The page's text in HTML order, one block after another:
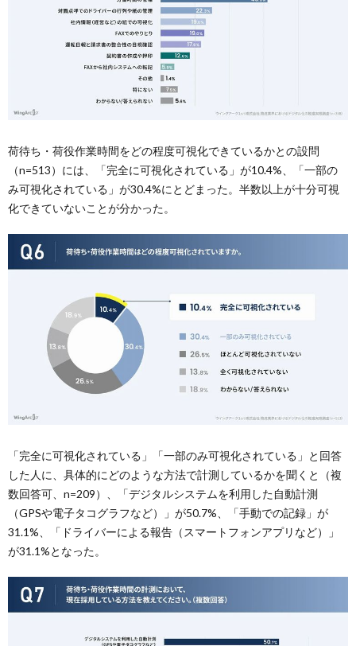
荷待ち・荷役作業時間をどの程度可視化できているかとの設問
（n=513）には、「完全に可視化されている」が10.4%、「一部の
み可視化されている」が30.4%にとどまった。半数以上が十分可視
化できていないことが分かった。
「完全に可視化されている」「一部のみ可視化されている」と回答
した人に、具体的にどのような方法で計測しているかを聞くと（複
数回答可、n=209）、「デジタルシステムを利用した自動計測
（GPSや電子タコグラフなど）」が50.7%、「手動での記録」が
31.1%、「ドライバーによる報告（スマートフォンアプリなど）」
が31.1%となった。